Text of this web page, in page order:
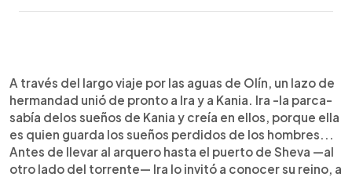
► Escuchar artículo
A través del largo viaje por las aguas de Olín, un lazo de
hermandad unió de pronto a Ira y a Kania. Ira -la parca-
sabía delos sueños de Kania y creía en ellos, porque ella
es quien guarda los sueños perdidos de los hombres...
Antes de llevar al arquero hasta el puerto de Sheva —al
otro lado del torrente— Ira lo invitó a conocer su reino, a